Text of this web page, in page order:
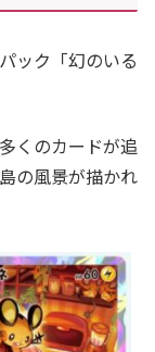
ック「幻のいる
くのカードが追
の風景が描かれ